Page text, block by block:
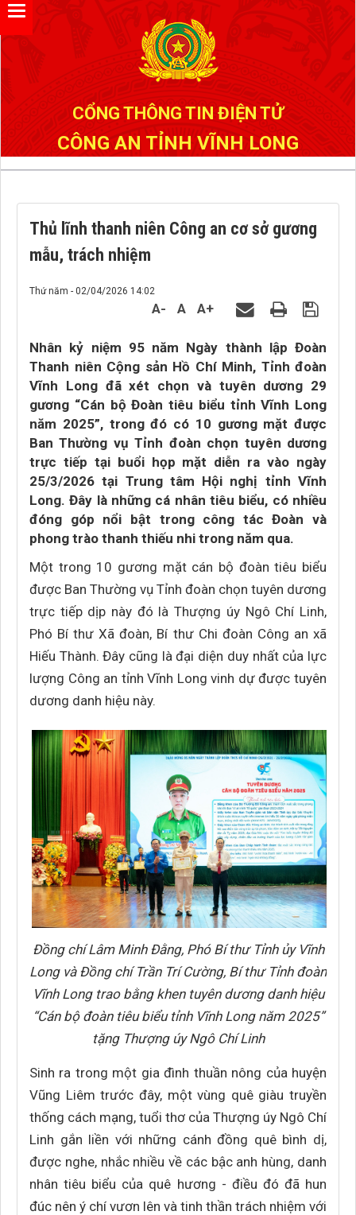
CỔNG THÔNG TIN ĐIỆN TỬ
CÔNG AN TỈNH VĨNH LONG
Thủ lĩnh thanh niên Công an cơ sở gương
mẫu, trách nhiệm
Thứ năm - 02/04/2026 14:02
A- A A+
Nhân kỷ niệm 95 năm Ngày thành lập Đoàn
Thanh niên Cộng sản Hồ Chí Minh, Tỉnh đoàn
Vĩnh Long đã xét chọn và tuyên dương 29
gương “Cán bộ Đoàn tiêu biểu tỉnh Vĩnh Long
năm 2025”, trong đó có 10 gương mặt được
Ban Thường vụ Tỉnh đoàn chọn tuyên dương
trực tiếp tại buổi họp mặt diễn ra vào ngày
25/3/2026 tại Trung tâm Hội nghị tỉnh Vĩnh
Long. Đây là những cá nhân tiêu biểu, có nhiều
đóng góp nổi bật trong công tác Đoàn và
phong trào thanh thiếu nhi trong năm qua.
Một trong 10 gương mặt cán bộ đoàn tiêu biểu
được Ban Thường vụ Tỉnh đoàn chọn tuyên dương
trực tiếp dịp này đó là Thượng úy Ngô Chí Linh,
Phó Bí thư Xã đoàn, Bí thư Chi đoàn Công an xã
Hiếu Thành. Đây cũng là đại diện duy nhất của lực
lượng Công an tỉnh Vĩnh Long vinh dự được tuyên
dương danh hiệu này.
Đồng chí Lâm Minh Đằng, Phó Bí thư Tỉnh ủy Vĩnh
Long và Đồng chí Trần Trí Cường, Bí thư Tỉnh đoàn
Vĩnh Long trao bằng khen tuyên dương danh hiệu
“Cán bộ đoàn tiêu biểu tỉnh Vĩnh Long năm 2025”
tặng Thượng úy Ngô Chí Linh
Sinh ra trong một gia đình thuần nông của huyện
Vũng Liêm trước đây, một vùng quê giàu truyền
thống cách mạng, tuổi thơ của Thượng úy Ngô Chí
Linh gắn liền với những cánh đồng quê bình dị,
được nghe, nhắc nhiều về các bậc anh hùng, danh
nhân tiêu biểu của quê hương - điều đó đã hun
đúc nên ý chí vươn lên và tinh thần trách nhiệm với